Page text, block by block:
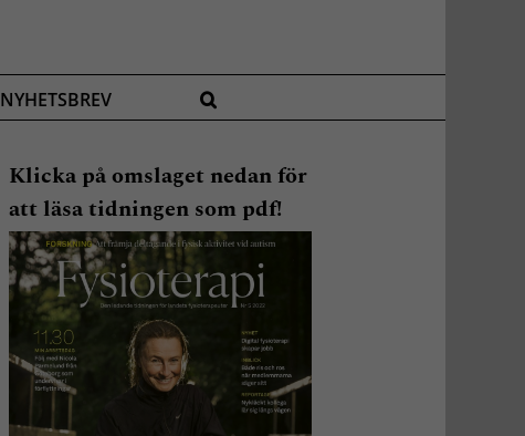
NYHETSBREV
Klicka på omslaget nedan för
att läsa tidningen som pdf!